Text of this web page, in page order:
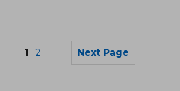
1 2 Next Page